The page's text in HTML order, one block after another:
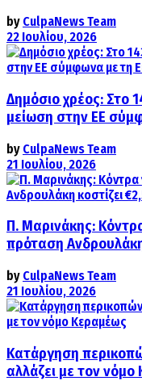
by CulpaNews Team
22 Ιουλίου, 2026
Δημόσιο χρέος: Στο
μείωση στην ΕΕ
by CulpaNews Team
21 Ιουλίου, 2026
Π. Μαρινάκης:
πρόταση Ανδρουλάκη
by CulpaNews Team
21 Ιουλίου, 2026
Κατάργηση
αλλάζει με τον